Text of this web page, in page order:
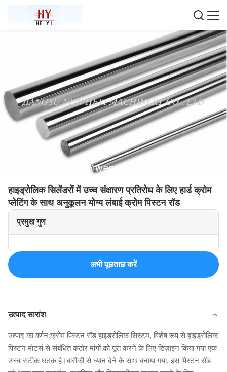
हाइड्रोलिक सिलेंडरों में उच्च संक्षारण प्रतिरोध के लिए हार्ड क्रोम
प्लेटिंग के साथ अनुकूलन योग्य लंबाई क्रोम पिस्टन रॉड
प्रमुख गुण
अभी पूछताछ करें
उत्पाद सारांश
उत्पाद का वर्णन:क्रोम पिस्टन रॉड हाइड्रोलिक सिस्टम, विशेष रूप से हाइड्रोलिक
पिस्टन मोटर्स से संबंधित कठोर मांगों को पूरा करने के लिए डिज़ाइन किया गया एक
उच्च-सटीक घटक है।बारीकी से ध्यान देने के साथ बनाया गया, इस पिस्टन रॉड